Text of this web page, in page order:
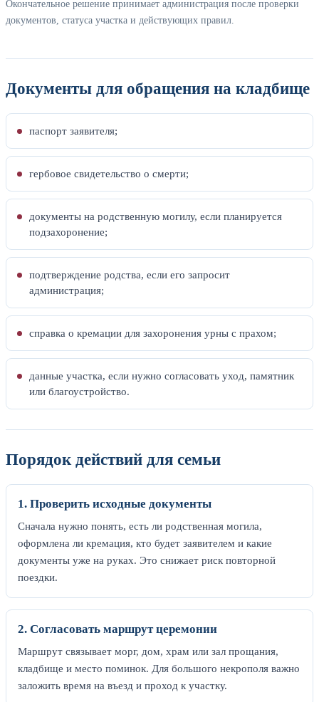
Окончательное решение принимает администрация после проверки
документов, статуса участка и действующих правил.
Документы для обращения на кладбище
паспорт заявителя;
гербовое свидетельство о смерти;
документы на родственную могилу, если планируется
подзахоронение;
подтверждение родства, если его запросит
администрация;
справка о кремации для захоронения урны с прахом;
данные участка, если нужно согласовать уход, памятник
или благоустройство.
Порядок действий для семьи
1. Проверить исходные документы
Сначала нужно понять, есть ли родственная могила,
оформлена ли кремация, кто будет заявителем и какие
документы уже на руках. Это снижает риск повторной
поездки.
2. Согласовать маршрут церемонии
Маршрут связывает морг, дом, храм или зал прощания,
кладбище и место поминок. Для большого некрополя важно
заложить время на въезд и проход к участку.